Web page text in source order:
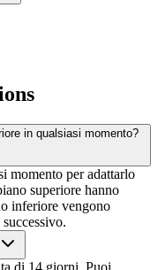
in qualsiasi momento?
momento per adattarlo
superiore hanno
inferiore vengono